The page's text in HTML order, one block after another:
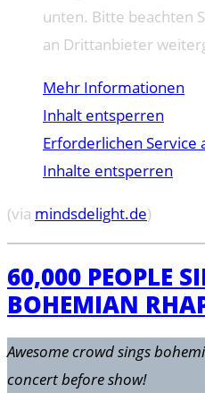
unten. Bitte beachten
an Drittanbieter
Mehr Informationen
Inhalt entsperren
Erforderlichen Service
Inhalte entsperren
(via mindsdelight.de)
60,000 PEOPLE
BOHEMIAN
Awesome crowd sings
concert before show!